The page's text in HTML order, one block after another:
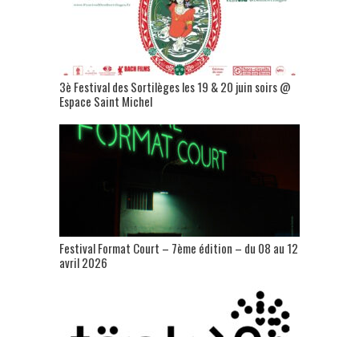
3è Festival des Sortilèges les 19 & 20 juin soirs @
Espace Saint Michel
Festival Format Court – 7ème édition – du 08 au 12
avril 2026